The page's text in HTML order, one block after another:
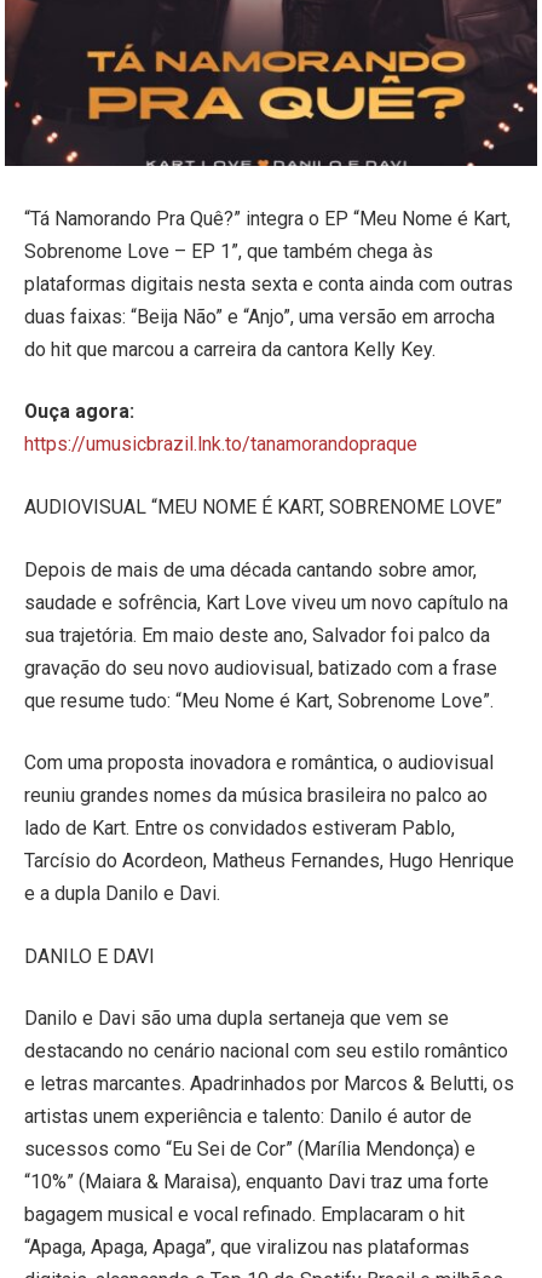
“Tá Namorando Pra Quê?” integra o EP “Meu Nome é Kart,
Sobrenome Love – EP 1”, que também chega às
plataformas digitais nesta sexta e conta ainda com outras
duas faixas: “Beija Não” e “Anjo”, uma versão em arrocha
do hit que marcou a carreira da cantora Kelly Key.
Ouça agora:
https://umusicbrazil.lnk.to/tanamorandopraque
AUDIOVISUAL “MEU NOME É KART, SOBRENOME LOVE”
Depois de mais de uma década cantando sobre amor,
saudade e sofrência, Kart Love viveu um novo capítulo na
sua trajetória. Em maio deste ano, Salvador foi palco da
gravação do seu novo audiovisual, batizado com a frase
que resume tudo: “Meu Nome é Kart, Sobrenome Love”.
Com uma proposta inovadora e romântica, o audiovisual
reuniu grandes nomes da música brasileira no palco ao
lado de Kart. Entre os convidados estiveram Pablo,
Tarcísio do Acordeon, Matheus Fernandes, Hugo Henrique
e a dupla Danilo e Davi.
DANILO E DAVI
Danilo e Davi são uma dupla sertaneja que vem se
destacando no cenário nacional com seu estilo romântico
e letras marcantes. Apadrinhados por Marcos & Belutti, os
artistas unem experiência e talento: Danilo é autor de
sucessos como “Eu Sei de Cor” (Marília Mendonça) e
“10%” (Maiara & Maraisa), enquanto Davi traz uma forte
bagagem musical e vocal refinado. Emplacaram o hit
“Apaga, Apaga, Apaga”, que viralizou nas plataformas